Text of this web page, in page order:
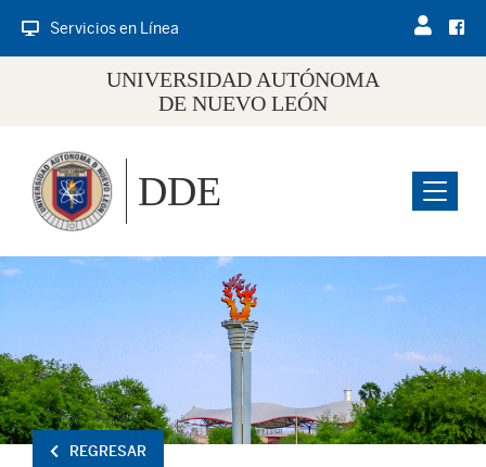
Servicios en Línea
UNIVERSIDAD AUTÓNOMA
DE NUEVO LEÓN
Menu
DDE
REGRESAR